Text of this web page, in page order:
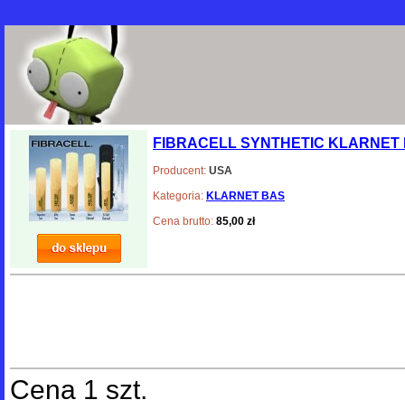
FIBRACELL SYNTHETIC KLARNET
Producent: USA
Kategoria: KLARNET BAS
Cena brutto: 85,00 zł
Cena 1 szt.